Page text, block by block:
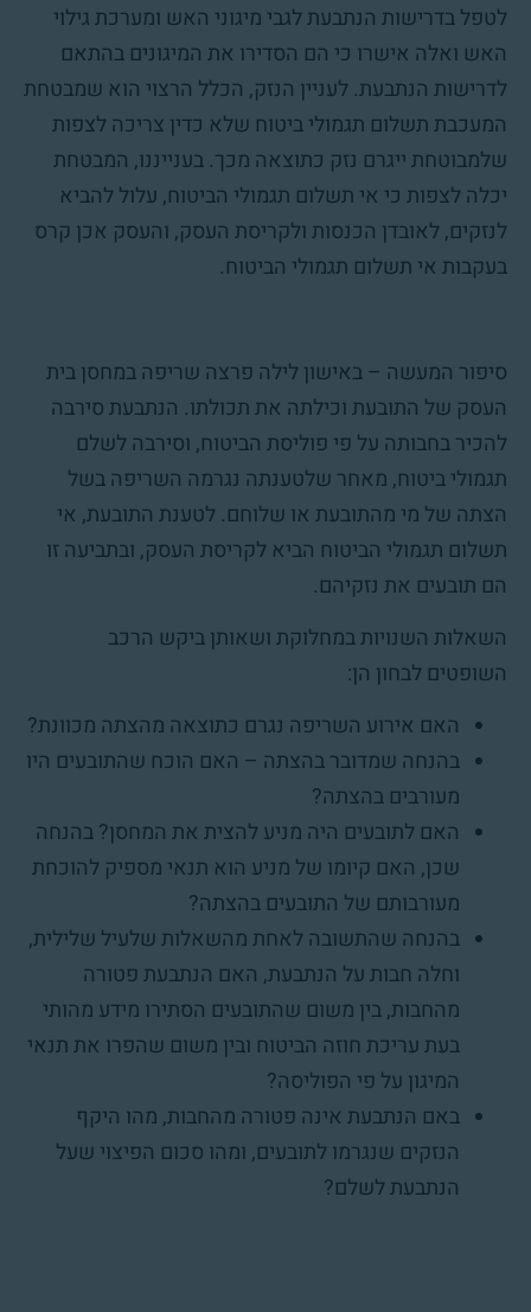
לטפל בדרישות הנתבעת לגבי מיגוני האש ומערכת גילוי
האש ואלה אישרו כי הם הסדירו את המיגונים בהתאם
לדרישות הנתבעת. לעניין הנזק, הכלל הרצוי הוא שמבטחת
המעכבת תשלום תגמולי ביטוח שלא כדין צריכה לצפות
שלמבוטחת ייגרם נזק כתוצאה מכך. בענייננו, המבטחת
יכלה לצפות כי אי תשלום תגמולי הביטוח, עלול להביא
לנזקים, לאובדן הכנסות ולקריסת העסק, והעסק אכן קרס
בעקבות אי תשלום תגמולי הביטוח.
סיפור המעשה – באישון לילה פרצה שריפה במחסן בית
העסק של התובעת וכילתה את תכולתו. הנתבעת סירבה
להכיר בחבותה על פי פוליסת הביטוח, וסירבה לשלם
תגמולי ביטוח, מאחר שלטענתה נגרמה השריפה בשל
הצתה של מי מהתובעת או שלוחם. לטענת התובעת, אי
תשלום תגמולי הביטוח הביא לקריסת העסק, ובתביעה זו
הם תובעים את נזקיהם.
השאלות השנויות במחלוקת ושאותן ביקש הרכב
השופטים לבחון הן:
האם אירוע השריפה נגרם כתוצאה מהצתה מכוונת?
בהנחה שמדובר בהצתה – האם הוכח שהתובעים היו
מעורבים בהצתה?
האם לתובעים היה מניע להצית את המחסן? בהנחה
שכן, האם קיומו של מניע הוא תנאי מספיק להוכחת
מעורבותם של התובעים בהצתה?
בהנחה שהתשובה לאחת מהשאלות שלעיל שלילית,
וחלה חבות על הנתבעת, האם הנתבעת פטורה
מהחבות, בין משום שהתובעים הסתירו מידע מהותי
בעת עריכת חוזה הביטוח ובין משום שהפרו את תנאי
המיגון על פי הפוליסה?
באם הנתבעת אינה פטורה מהחבות, מהו היקף
הנזקים שנגרמו לתובעים, ומהו סכום הפיצוי שעל
הנתבעת לשלם?